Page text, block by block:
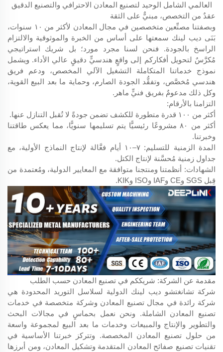
العالمي الشامل الوحيد لتصنيع المعادن الاحترافي والتصنيع الدقيق
عقدٌ من التخصص، مبنيٌّ على الثقة
وبصفتنا مصنِّعين متخصصين في مجال المعادن لأكثر من ١٠ سنوات،
بَنَى ديب لينك سمعتها على أساس من الخبرة والموثوقية والالتزام
الراسخ بالجودة. فنحن لسنا مجرد مورد؛ بل شريك استراتيجي
مُكرَّسٌ لتحويل أفكاركم إلى واقعٍ هندسيٍّ دقيقٍ عالي الأداء. ويشمل
نموذج خدماتنا المتكاملة التشغيل الآلي المخصص، ودعم فريق
هندسي مُخصَّص، وتفقُّد الجودة الصارم، وحماية ما بعد البيع القوية،
وكل ذلك مدعومٌ بفريق فنيٍّ ماهر.
التزامنا بالأرقام:
أكثر من ١٠٠ قدرة متطورة للكشف تضمن جودةً لا تُقبل التنازل عنها.
أكثر من ٨٠ مشروعًا رئيسيًّا يتم تسليمها سنويًّا، مما يعكس طاقتنا
وخبرتنا.
المدة الزمنية للتسليم: ٧–١٠ أيام فعَّالة لإنتاج النماذج الأولية، مع
جداول زمنية مُحسَّنة لإنتاج الكتل.
الشهادات: أنظمتنا ومنتجنا متوافقة مع المعايير الدولية، ومُعتمدة من
قِبل SGS وCE وIAF وISO وKIK.
مقدمة عن الشركة: شريككم في تصنيع المعادن حسب الطلب
شركة تشانغتشو ديب لينك الدولية لسلاسل التوريد المحدودة هي
شركة رائدة في مجال تصنيع المعادن وشركة متخصصة في خدمات
تصنيع المعادن الشاملة. ونحن نعمل بحماسٍ في مجالات البحث
والتطوير والإنتاج والمبيعات وخدمات ما بعد البيع لمجموعة واسعة
من حلول تصنيع المعادن المخصصة. وتتركز خبرتنا الأساسية في
تقنيات تصنيع صفائح المعادن المتقدمة وتشكيل المعادن، ومن أبرزها